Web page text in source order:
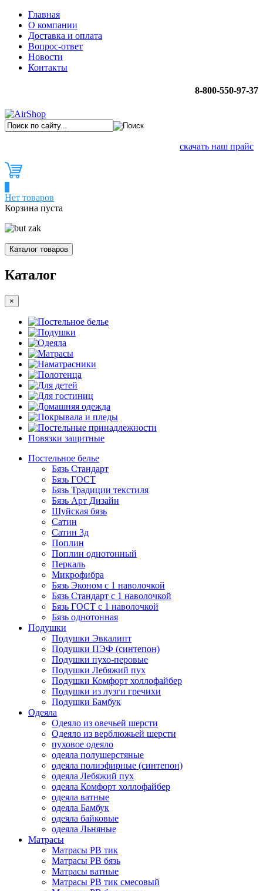
Главная
О компании
Доставка и оплата
Вопрос-ответ
Новости
Контакты
8-800-550-97-37
скачать наш прайс
Нет товаров
Корзина пуста
Каталог товаров
Каталог
×
Постельное белье
Подушки
Одеяла
Матрасы
Наматрасники
Полотенца
Для детей
Для гостиниц
Домашняя одежда
Покрывала и пледы
Постельные принадлежности
Повязки защитные
Постельное белье
Бязь Стандарт
Бязь ГОСТ
Бязь Традиции текстиля
Бязь Арт Дизайн
Шуйская бязь
Сатин
Сатин 3д
Поплин
Поплин однотонный
Перкаль
Микрофибра
Бязь Эконом с 1 наволочкой
Бязь Стандарт с 1 наволочкой
Бязь ГОСТ с 1 наволочкой
Бязь однотонная
Подушки
Подушки Эвкалипт
Подушки ПЭФ (синтепон)
Подушки пухо-перовые
Подушки Лебяжий пух
Подушки Комфорт холлофайбер
Подушки из лузги гречихи
Подушки Бамбук
Одеяла
Одеяло из овечьей шерсти
Одеяло из верблюжьей шерсти
пуховое одеяло
одеяла полушерстяные
одеяла полиэфирные (синтепон)
одеяла Лебяжий пух
одеяла Комфорт холлофайбер
одеяла ватные
одеяла Бамбук
одеяла байковые
одеяла Льняные
Матрасы
Матрасы РВ тик
Матрасы РВ бязь
Матрасы ватные
Матрасы РВ тик смесовый